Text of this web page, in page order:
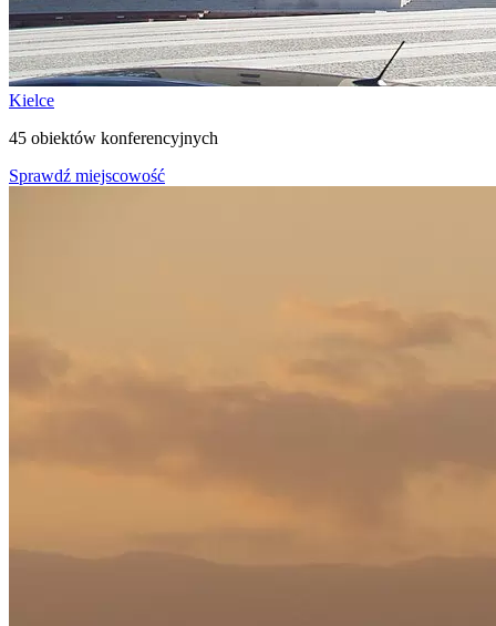
Kielce
45 obiektów konferencyjnych
Sprawdź miejscowość